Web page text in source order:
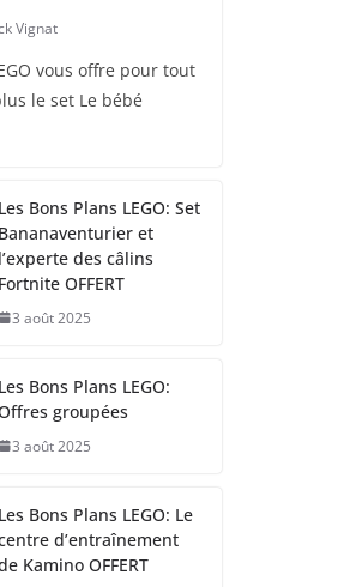
Vignat
vous offre pour tout
le set Le bébé
Les Bons Plans LEGO: Set
Bananaventurier et
l’experte des câlins
Fortnite OFFERT
3 août 2025
Les Bons Plans LEGO:
groupées
3 août 2025
Les Bons Plans LEGO: Le
d’entraînement
Kamino OFFERT